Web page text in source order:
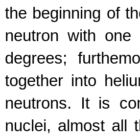
the beginning of
neutron with
degrees;
together into
neutrons. It is
nuclei, almost all